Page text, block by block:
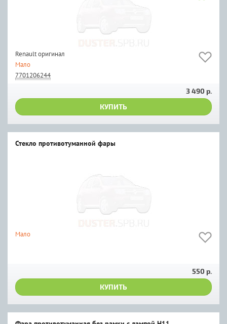
Renault оригинал
Мало
7701206244
3 490 р.
КУПИТЬ
Стекло противотуманной фары
Мало
550 р.
КУПИТЬ